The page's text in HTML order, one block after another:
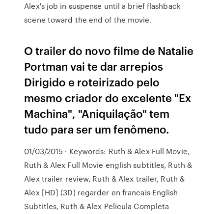
Alex's job in suspense until a brief flashback
scene toward the end of the movie.
O trailer do novo filme de Natalie
Portman vai te dar arrepios
Dirigido e roteirizado pelo
mesmo criador do excelente "Ex
Machina", "Aniquilação" tem
tudo para ser um fenômeno.
01/03/2015 · Keywords: Ruth & Alex Full Movie,
Ruth & Alex Full Movie english subtitles, Ruth &
Alex trailer review, Ruth & Alex trailer, Ruth &
Alex [HD] (3D) regarder en francais English
Subtitles, Ruth & Alex Película Completa